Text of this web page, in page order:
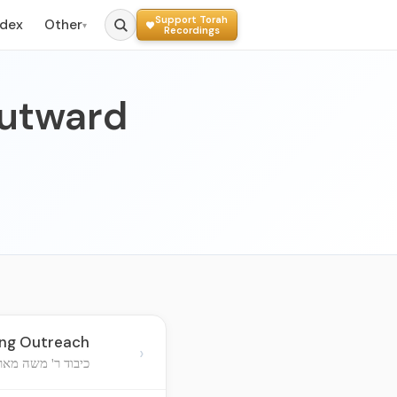
Other▾
Support Torah
Recordings
Outreach
כיבוד ר' משה ›